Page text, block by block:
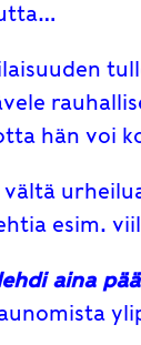
hän voi
esim.
aina